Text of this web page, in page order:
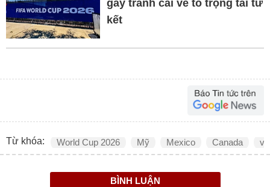
gây tranh cãi về tổ trọng tài tứ
kết
Từ khóa: World Cup 2026 Mỹ Mexico Canada
BÌNH LUẬN